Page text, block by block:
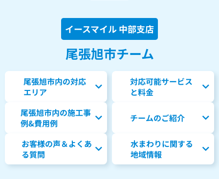
イースマイル 中部支店
尾張旭市チーム
尾張旭市内の対応
エリア
対応可能サービス
と料金
尾張旭市内の施工事
例&費用例
チームのご紹介
お客様の声＆よくあ
る質問
水まわりに関する
地域情報